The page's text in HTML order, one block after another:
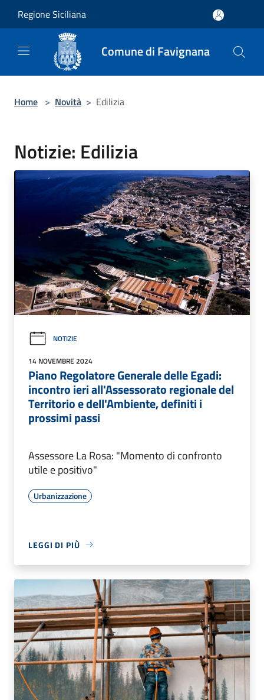
Regione Siciliana
Comune di Favignana
Home > Novità > Edilizia
Notizie: Edilizia
NOTIZIE
14 NOVEMBRE 2024
Piano Regolatore Generale delle Egadi:
incontro ieri all'Assessorato regionale del
Territorio e dell'Ambiente, definiti i
prossimi passi
Assessore La Rosa: "Momento di confronto
utile e positivo"
Urbanizzazione
LEGGI DI PIÙ